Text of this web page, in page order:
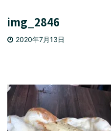
img_2846
2020年7月13日